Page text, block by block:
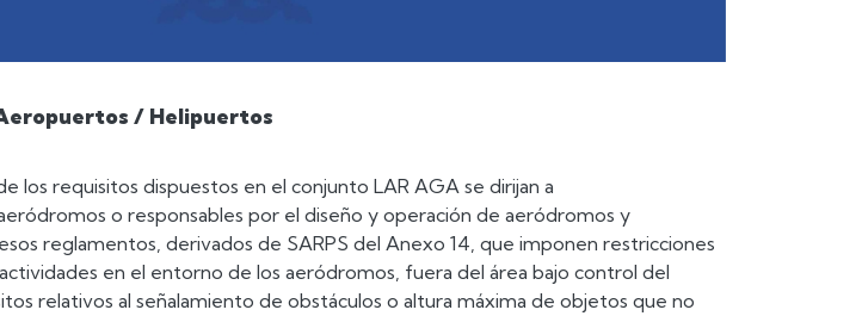
/ Helipuertos
los requisitos dispuestos en el conjunto LAR AGA se dirijan a
o responsables por el diseño y operación de aeródromos y
reglamentos, derivados de SARPS del Anexo 14, que imponen restricciones
en el entorno de los aeródromos, fuera del área bajo control del
relativos al señalamiento de obstáculos o altura máxima de objetos que no